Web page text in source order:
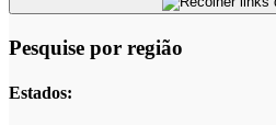
Pesquise por região
Estados: